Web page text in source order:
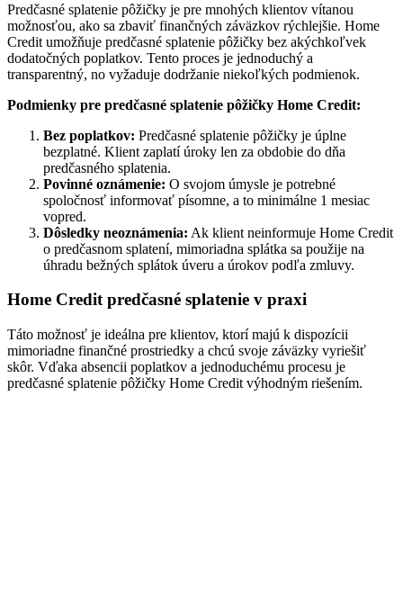
Predčasné splatenie pôžičky je pre mnohých klientov vítanou
možnosťou, ako sa zbaviť finančných záväzkov rýchlejšie. Home
Credit umožňuje predčasné splatenie pôžičky bez akýchkoľvek
dodatočných poplatkov. Tento proces je jednoduchý a
transparentný, no vyžaduje dodržanie niekoľkých podmienok.
Podmienky pre predčasné splatenie pôžičky Home Credit:
Bez poplatkov: Predčasné splatenie pôžičky je úplne
bezplatné. Klient zaplatí úroky len za obdobie do dňa
predčasného splatenia.
Povinné oznámenie: O svojom úmysle je potrebné
spoločnosť informovať písomne, a to minimálne 1 mesiac
vopred.
Dôsledky neoznámenia: Ak klient neinformuje Home Credit
o predčasnom splatení, mimoriadna splátka sa použije na
úhradu bežných splátok úveru a úrokov podľa zmluvy.
Home Credit predčasné splatenie v praxi
Táto možnosť je ideálna pre klientov, ktorí majú k dispozícii
mimoriadne finančné prostriedky a chcú svoje záväzky vyriešiť
skôr. Vďaka absencii poplatkov a jednoduchému procesu je
predčasné splatenie pôžičky Home Credit výhodným riešením.